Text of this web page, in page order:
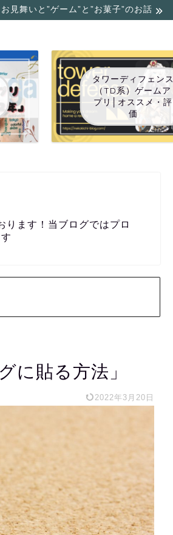
見舞いと”ゲーム”と”お菓子”のお話
タワーディフェンス
（TD系）ゲームア
プリ│オススメ・評
価
ります！当ブログではプロ
に貼る方法」
2022年3月20日